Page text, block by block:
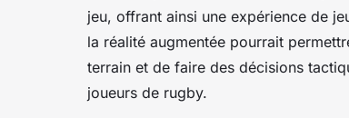
jeu, offrant ainsi une expérience de
la réalité augmentée pourrait
terrain et de faire des décisions
joueurs de rugby.